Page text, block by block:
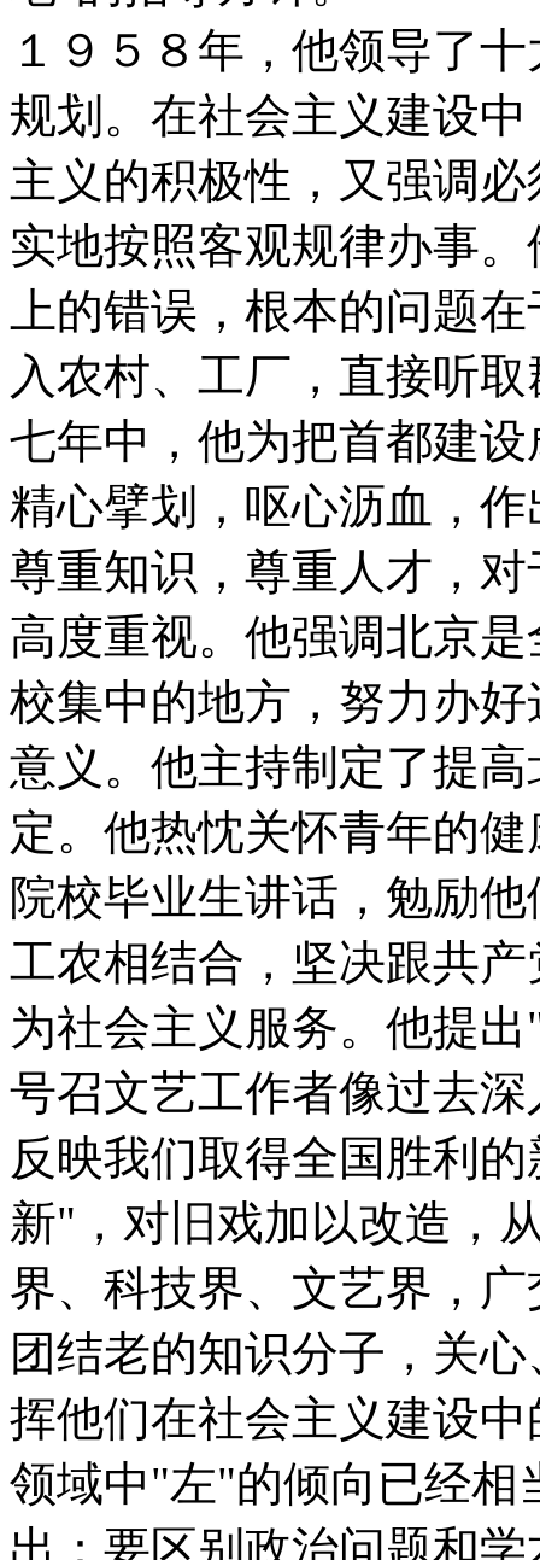
１９５８年，他领导了
规划。在社会主义建设
主义的积极性，又强调
实地按照客观规律办事
上的错误，根本的问题
入农村、工厂，直接听
七年中，他为把首都建
精心擘划，呕心沥血，
尊重知识，尊重人才，
高度重视。他强调北京
校集中的地方，努力办
意义。他主持制定了提
定。他热忱关怀青年的
院校毕业生讲话，勉励
工农相结合，坚决跟共
为社会主义服务。他提
号召文艺工作者像过去
反映我们取得全国胜利
新"，对旧戏加以改造，
界、科技界、文艺界，
团结老的知识分子，关
挥他们在社会主义建设
领域中"左"的倾向已经相
出：要区别政治问题和